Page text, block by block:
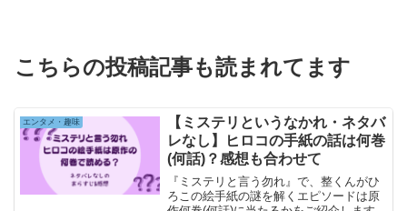
こちらの投稿記事も読まれてます
エンタメ・趣味
【ミステリというなかれ・ネタバ
レなし】ヒロコの手紙の話は何巻
(何話)？感想も合わせて
『ミステリと言う勿れ』で、整くんがひ
ろこの絵手紙の謎を解くエピソードは原